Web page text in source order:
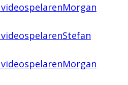
Morgan
Stefan
Morgan